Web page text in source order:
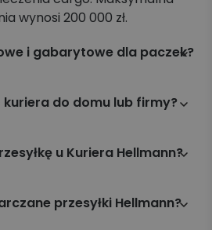
wynosi 200 000 zł.
i gabarytowe dla paczek?
1000 kg
przesyłki – do 3500 kg
do domu lub firmy?
lokalizacji. Kurier odbierze
u Kuriera Hellmann?
Hellmann poprzez platformę
przesyłki Hellmann?